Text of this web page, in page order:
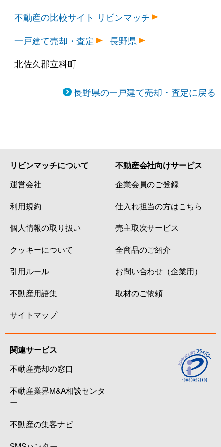
不動産の比較サイト リビンマッチ
一戸建て売却・査定
長野県
北佐久郡立科町
長野県の一戸建て売却・査定に戻る
リビンマッチについて
運営会社
利用規約
個人情報の取り扱い
クッキーについて
引用ルール
不動産用語集
サイトマップ
不動産会社向けサービス
企業会員のご登録
仕入れ担当の方はこちら
売主取次サービス
全商品のご紹介
お問い合わせ（企業用）
取材のご依頼
関連サービス
不動産売却の窓口
不動産業界M&A相談センタ
ー
不動産の集客ナビ